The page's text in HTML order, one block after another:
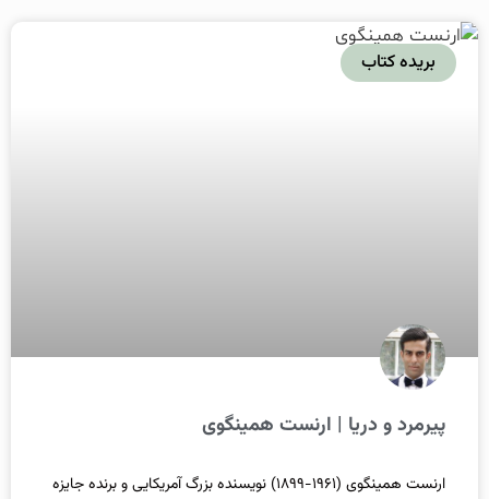
بریده کتاب
پیرمرد و دریا | ارنست همینگوی
ارنست همینگوی (۱۹۶۱-۱۸۹۹) نویسنده بزرگ آمریکایی و برنده جایزه